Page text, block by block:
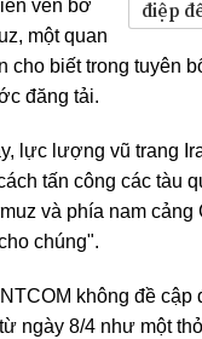
điệp
ven bờ
một quan
cho biết trong tuyên
đăng tải.
lực lượng vũ trang
tấn công các tàu
và phía nam cảng
chúng".
không đề cập
ngày 8/4 như một